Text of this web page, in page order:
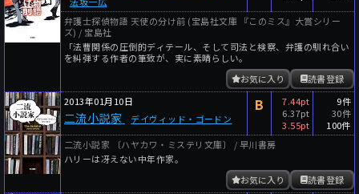
弁護士探偵物語 天使の分け前 (宝島社文庫 『このミス』大賞シリー
ズ) / 宝島社
「法曹関係の圧倒的ディテール、そして司法と検察、弁護の馴れ合い
を糾弾する作者の筆致が、実に素晴らしい。
読書登録
お気に入り
2013年01月10日
二流小説家 デイヴィッド・ゴードン
B
7.44pt
6.37pt
3.55pt
9件
30件
100件
二流小説家 〔ハヤカワ・ミステリ文庫〕 / 早川書房
ハリーは冴えない中年作家。
読書登録
お気に入り